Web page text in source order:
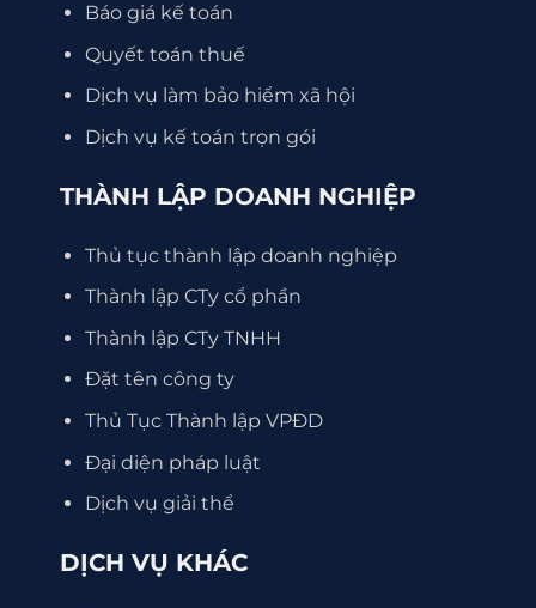
Báo giá kế toán
Quyết toán thuế
Dịch vụ làm bảo hiểm xã hội
Dịch vụ kế toán trọn gói
THÀNH LẬP DOANH NGHIỆP
Thủ tục thành lập doanh nghiệp
Thành lập CTy cổ phần
Thành lập CTy TNHH
Đặt tên công ty
Thủ Tục Thành lập VPĐD
Đại diện pháp luật
Dịch vụ giải thể
DỊCH VỤ KHÁC